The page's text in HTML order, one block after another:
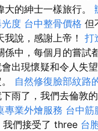
的紳士一樣旅行。
度 台中整骨價格 但
說，感謝上帝！ 打
中，每個月的嘗試
出現懷疑和令人失
自然修復臉部紋路
雨了，我們去倫敦
專業外燴服務 台中筋
們接受了 three 台